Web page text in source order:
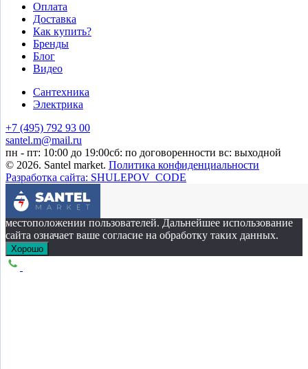
Оплата
Доставка
Как купить?
Бренды
Блог
Видео
Сантехника
Электрика
+7 (495) 792 93 00
santel.m@mail.ru
пн - пт: 10:00 до 19:00сб: по договоренности вс: выходной
© 2026. Santel market. Политика конфиденциальности
Разработка сайта: SHULEPOV_CODE
Этот сайт собирает cookie-файлы, данные об IP-адресе и
местоположении пользователей. Дальнейшее использование
сайта означает ваше согласие на обработку таких данных.
Хорошо